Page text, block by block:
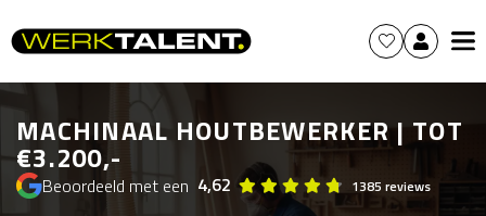
MACHINAAL HOUTBEWERKER | TOT
€3.200,-
Beoordeeld met een 4,62 1385 reviews